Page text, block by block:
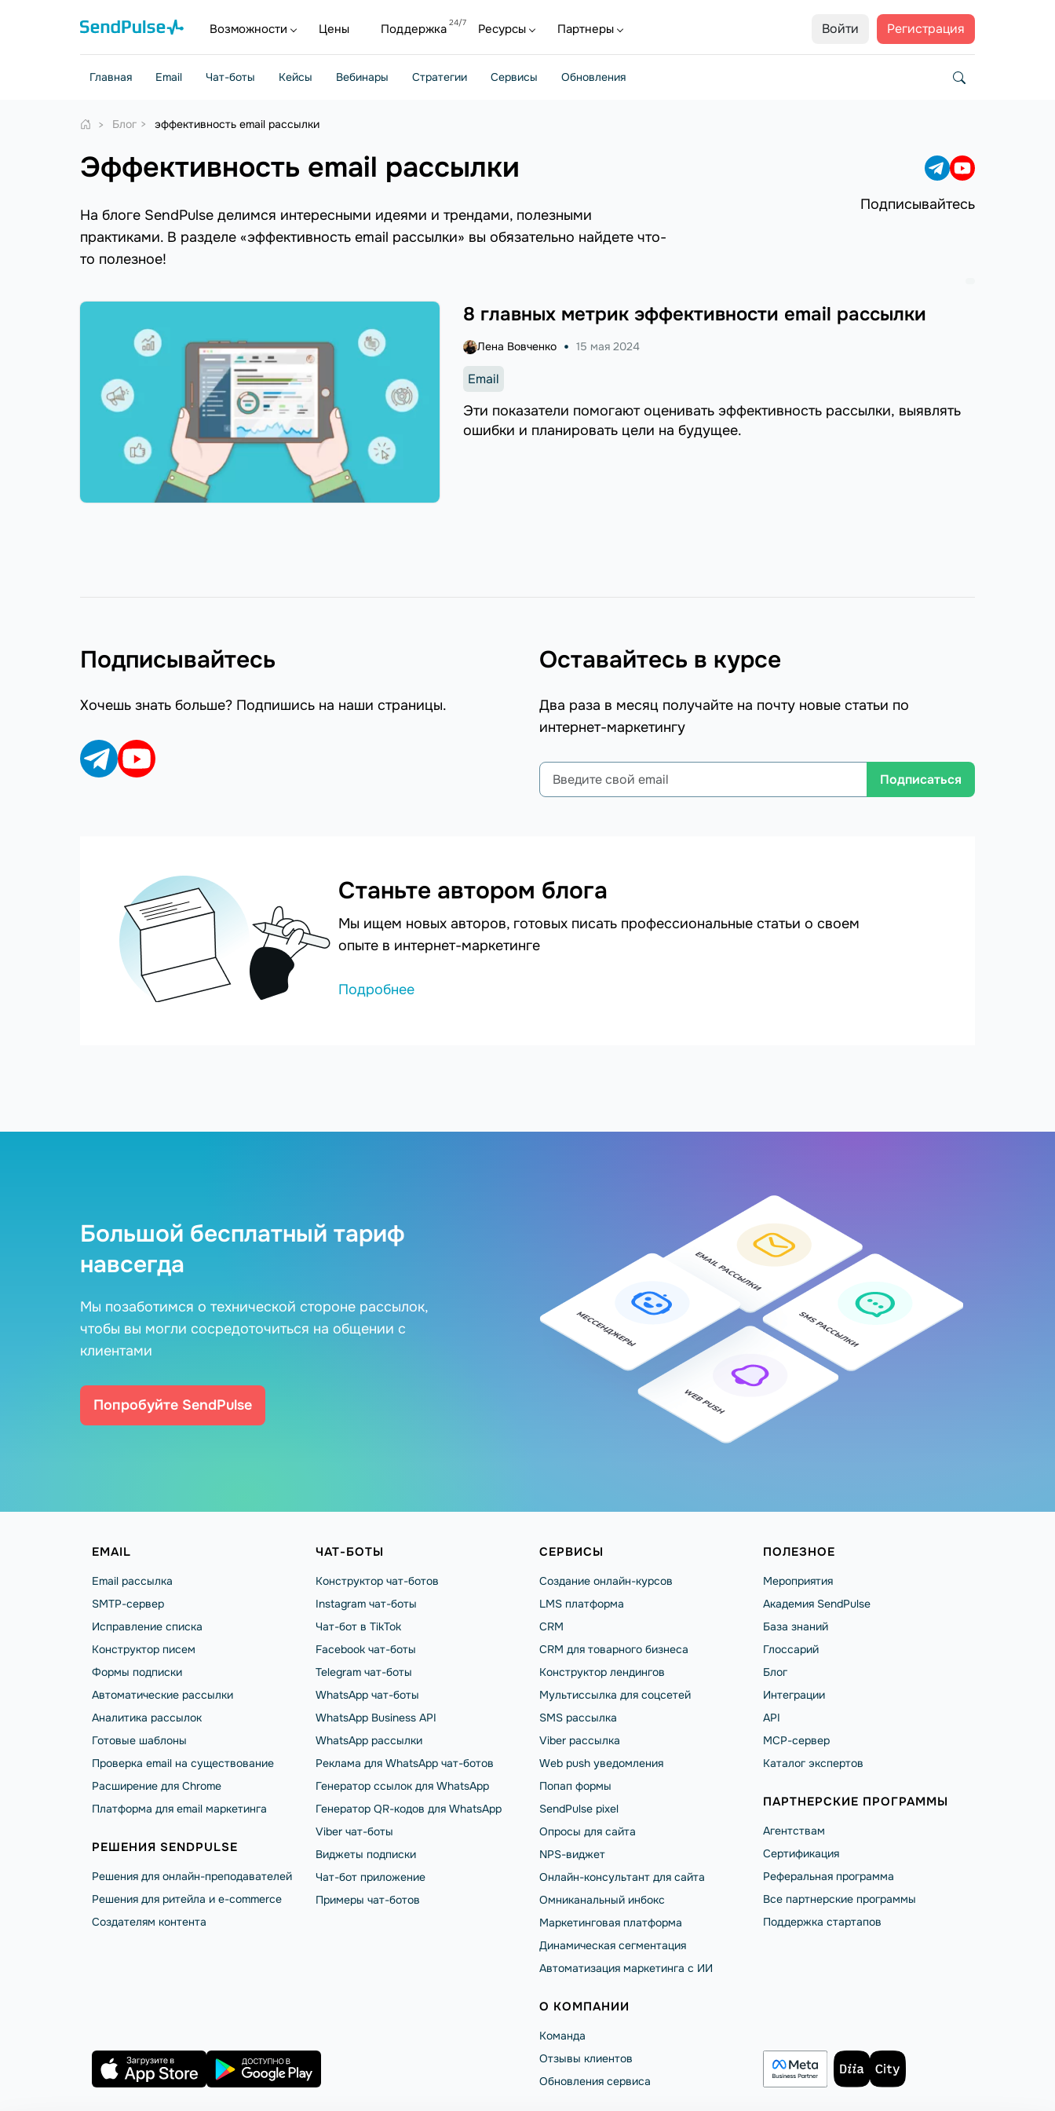
Войти Регистрация
Возможности Цены Поддержка Ресурсы Партнеры
Главная Email Чат-боты Кейсы Вебинары Стратегии Сервисы Обновления
Блог эффективность email рассылки
эффективность email рассылки
На блоге SendPulse делимся интересными идеями и трендами, полезными
практиками. В разделе «эффективность email рассылки» вы обязательно найдете что-
то полезное!
Подписывайтесь
8 главных метрик эффективности email рассылки
Лена Вовченко 15 мая 2024
Email
Эти показатели помогают оценивать эффективность рассылки, выявлять
ошибки и планировать цели на будущее.
Подписывайтесь
Хочешь знать больше? Подпишись на наши страницы.
Оставайтесь в курсе
Два раза в месяц получайте на почту новые статьи по
интернет-маркетингу
Подписаться
Станьте автором блога
Мы ищем новых авторов, готовых писать профессиональные статьи о своем
опыте в интернет-маркетинге
Подробнее
Большой бесплатный тариф
навсегда
Мы позаботимся о технической стороне рассылок,
чтобы вы могли сосредоточиться на общении с
клиентами
Попробуйте SendPulse
EMAIL
Email рассылка
SMTP-сервер
Исправление списка
Конструктор писем
Формы подписки
Автоматические рассылки
Аналитика рассылок
Готовые шаблоны
Проверка email на существование
Расширение для Chrome
Платформа для email маркетинга
РЕШЕНИЯ SENDPULSE
Решения для онлайн-преподавателей
Решения для ритейла и e-commerce
Создателям контента
ЧАТ-БОТЫ
Конструктор чат-ботов
Instagram чат-боты
Чат-бот в TikTok
Facebook чат-боты
Telegram чат-боты
WhatsApp чат-боты
WhatsApp Business API
WhatsApp рассылки
Реклама для WhatsApp чат-ботов
Генератор ссылок для WhatsApp
Генератор QR-кодов для WhatsApp
Viber чат-боты
Виджеты подписки
Чат-бот приложение
Примеры чат-ботов
СЕРВИСЫ
Создание онлайн-курсов
LMS платформа
CRM
CRM для товарного бизнеса
Конструктор лендингов
Мультиссылка для соцсетей
SMS рассылка
Viber рассылка
Web push уведомления
Попап формы
SendPulse pixel
Опросы для сайта
NPS-виджет
Онлайн-консультант для сайта
Омниканальный инбокс
Маркетинговая платформа
Динамическая сегментация
Автоматизация маркетинга с ИИ
О КОМПАНИИ
Команда
Отзывы клиентов
Обновления сервиса
ПОЛЕЗНОЕ
Мероприятия
Академия SendPulse
База знаний
Глоссарий
Блог
Интеграции
API
MCP-сервер
Каталог экспертов
ПАРТНЕРСКИЕ ПРОГРАММЫ
Агентствам
Сертификация
Реферальная программа
Все партнерские программы
Поддержка стартапов